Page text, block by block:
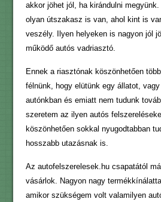
akkor jöhet jól, ha kirándulni
olyan útszakasz is van, ahol kint is
veszély. Ilyen helyeken is nagyon jól
működő autós vadriasztó.
Ennek a riasztónak köszönhetően
félnünk, hogy elütünk egy állatot,
autónkban és emiatt nem tudunk
szeretem az ilyen autós
köszönhetően sokkal nyugodtabban
hosszabb utazásnak is.
Az autofelszerelesek.hu csapatától
vásárlok. Nagyon nagy
amikor szükségem volt valamilyen